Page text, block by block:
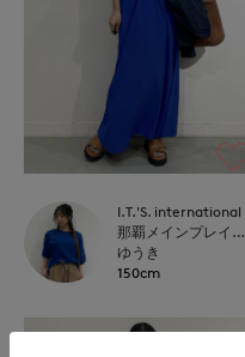
I.T.'S. international
那覇メインプレイスI.T.'S.international
ゆうき
150cm